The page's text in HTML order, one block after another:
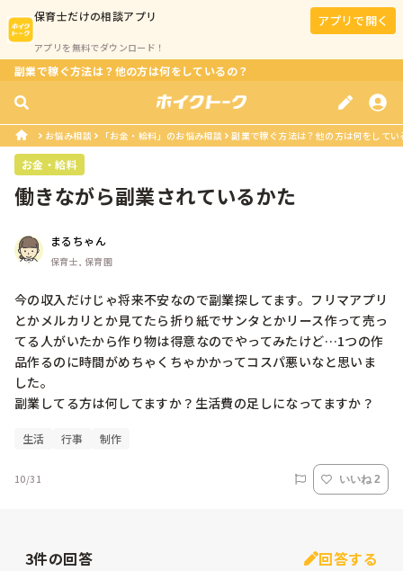
保育士だけの相談アプリ
アプリを無料でダウンロード！
アプリで開く
副業で稼ぐ方法は？他の方は何をしているの？
お悩み相談 「お金・給料」のお悩み相談 副業で稼ぐ方法は？他の方は何をしてい
お金・給料
働きながら副業されているかた
まるちゃん
保育士, 保育園
今の収入だけじゃ将来不安なので副業探してます。フリマアプリ
とかメルカリとか見てたら折り紙でサンタとかリース作って売っ
てる人がいたから作り物は得意なのでやってみたけど…1つの作
品作るのに時間がめちゃくちゃかかってコスパ悪いなと思いま
した。
副業してる方は何してますか？生活費の足しになってますか？
生活 行事 制作
10/31 いいね 2
3件の回答 回答する